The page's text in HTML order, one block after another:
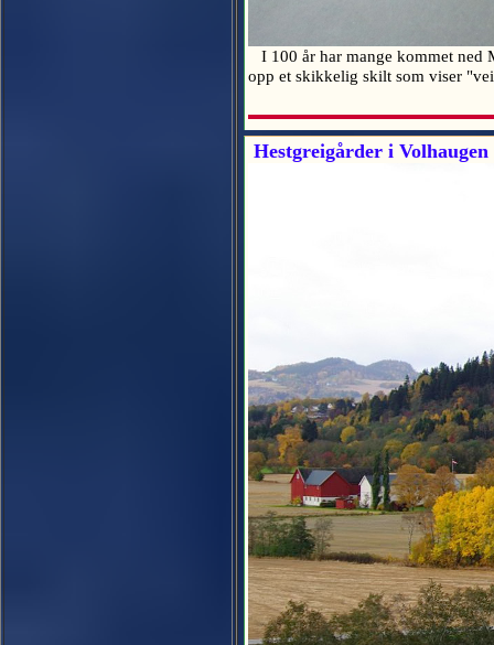
I 100 år har mange kommet ned
opp et skikkelig skilt som viser
Hestgreigårder i Volhaugen